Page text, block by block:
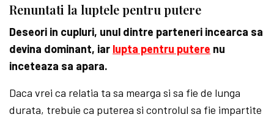
Renuntati la luptele pentru putere
Deseori in cupluri, unul dintre parteneri incearca sa
devina dominant, iar lupta pentru putere nu
inceteaza sa apara.
Daca vrei ca relatia ta sa mearga si sa fie de lunga
durata, trebuie ca puterea si controlul sa fie impartite